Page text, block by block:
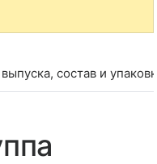
состав и упаковка